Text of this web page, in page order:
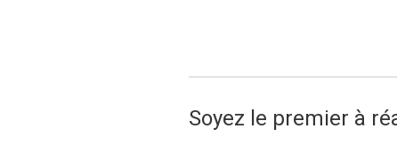
Soyez le premier à